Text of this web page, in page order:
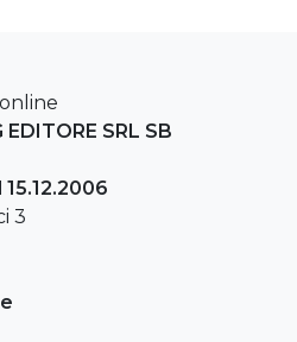
EDITORE SRL SB
3